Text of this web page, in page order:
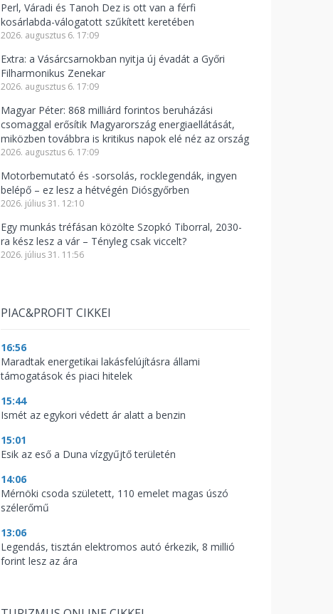
Perl, Váradi és Tanoh Dez is ott van a férfi
kosárlabda-válogatott szűkített keretében
2026. augusztus 6. 17:09
Extra: a Vásárcsarnokban nyitja új évadát a Győri
Filharmonikus Zenekar
2026. augusztus 6. 17:09
Magyar Péter: 868 milliárd forintos beruházási
csomaggal erősítik Magyarország energiaellátását,
miközben továbbra is kritikus napok elé néz az ország
2026. augusztus 6. 17:09
Motorbemutató és -sorsolás, rocklegendák, ingyen
belépő – ez lesz a hétvégén Diósgyőrben
2026. július 31. 12:10
Egy munkás tréfásan közölte Szopkó Tiborral, 2030-
ra kész lesz a vár – Tényleg csak viccelt?
2026. július 31. 11:56
PIAC&PROFIT CIKKEI
16:56
Maradtak energetikai lakásfelújításra állami
támogatások és piaci hitelek
15:44
Ismét az egykori védett ár alatt a benzin
15:01
Esik az eső a Duna vízgyűjtő területén
14:06
Mérnöki csoda született, 110 emelet magas úszó
szélerőmű
13:06
Legendás, tisztán elektromos autó érkezik, 8 millió
forint lesz az ára